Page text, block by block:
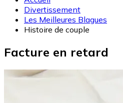
Divertissement
Les Meilleures Blagues
Histoire de couple
Facture en retard